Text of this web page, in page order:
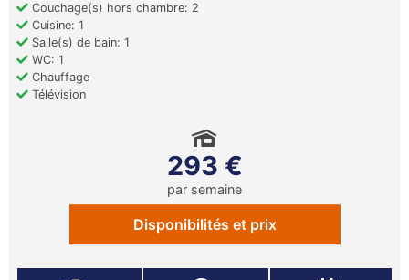
Couchage(s) hors chambre: 2
Cuisine: 1
Salle(s) de bain: 1
WC: 1
Chauffage
Télévision
293 €
par semaine
Disponibilités et prix